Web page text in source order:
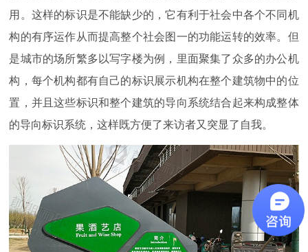
用。这样的标识是不能缺少的，它有利于社会中各个不同机
构的有序运作从而提高整个社会图一的功能运转的效率。但
是城市的场所繁多以写字楼为例，里面聚集了众多的办公机
构，每个机构都有自己的标识展示机构在整个建筑物中的位
置，并且这些标识和整个建筑的导向系统结合起来构成整体
的导向标识系统，这样既方便了来访者又突显了自我。